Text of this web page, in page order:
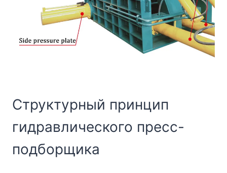
Структурный принцип
гидравлического пресс-
подборщика